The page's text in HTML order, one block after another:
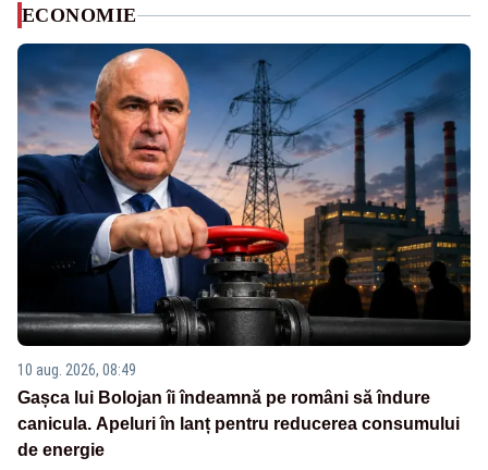
ECONOMIE
10 aug. 2026, 08:49
Gașca lui Bolojan îi îndeamnă pe români să îndure
canicula. Apeluri în lanț pentru reducerea consumului
de energie